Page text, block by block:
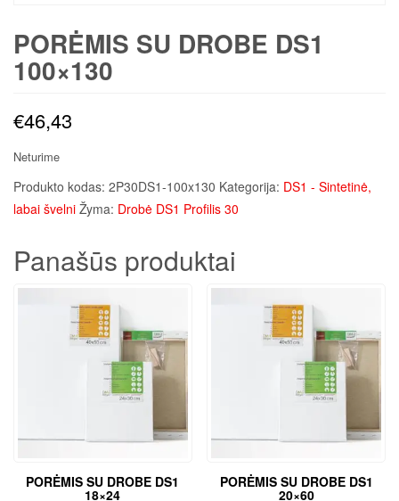
PORĖMIS SU DROBE DS1
100×130
€46,43
Neturime
Produkto kodas: 2P30DS1-100x130 Kategorija: DS1 - Sintetinė,
labai švelni Žyma: Drobė DS1 Profilis 30
Panašūs produktai
PORĖMIS SU DROBE DS1
18×24
PORĖMIS SU DROBE DS1
20×60